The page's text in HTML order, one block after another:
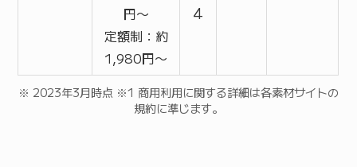
円〜
定額制：約
1,980円〜
4
※ 2023年3月時点 ※1 商用利用に関する詳細は各素材サイトの
規約に準じます。